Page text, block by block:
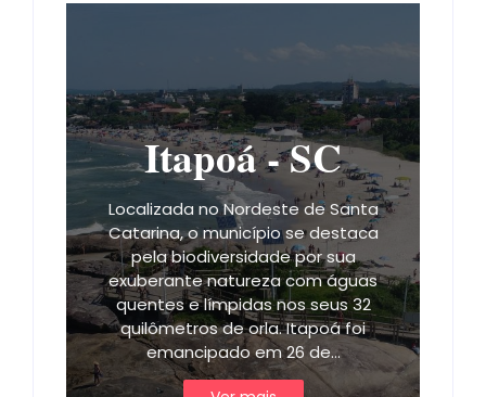
Itapoá - SC
Localizada no Nordeste de Santa
Catarina, o município se destaca
pela biodiversidade por sua
exuberante natureza com águas
quentes e límpidas nos seus 32
quilômetros de orla. Itapoá foi
emancipado em 26 de…